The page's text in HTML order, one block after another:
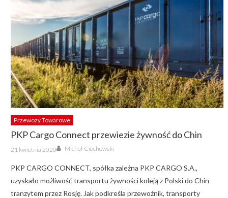
Przewozy Towarowe
PKP Cargo Connect przewiezie żywność do Chin
Posted
on
21 kwietnia 2020 Author
Michał Ciechowski
PKP CARGO CONNECT, spółka zależna PKP CARGO S.A.,
uzyskało możliwość transportu żywności koleją z Polski do Chin
tranzytem przez Rosję. Jak podkreśla przewoźnik, transporty